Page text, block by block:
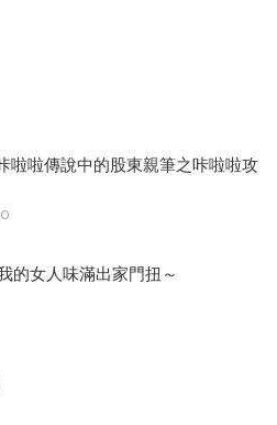
啦啦傳說中的股東親筆之咔啦啦攻
的女人味滿出家門扭～